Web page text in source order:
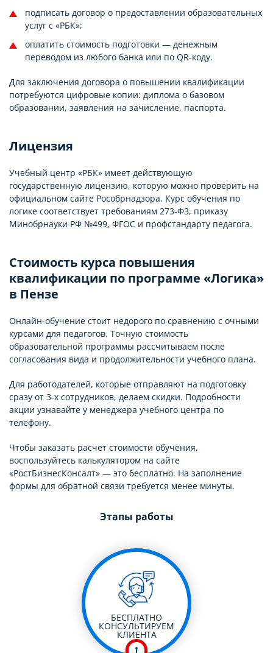
подписать договор о предоставлении образовательных
услуг с «РБК»;
оплатить стоимость подготовки — денежным
переводом из любого банка или по QR-коду.
Для заключения договора о повышении квалификации
потребуются цифровые копии: диплома о базовом
образовании, заявления на зачисление, паспорта.
Лицензия
Учебный центр «РБК» имеет действующую
государственную лицензию, которую можно проверить на
официальном сайте Рособрнадзора. Курс обучения по
логике соответствует требованиям 273-ФЗ, приказу
Минобрнауки РФ №499, ФГОС и профстандарту педагога.
Стоимость курса повышения
квалификации по программе «Логика»
в Пензе
Онлайн-обучение стоит недорого по сравнению с очными
курсами для педагогов. Точную стоимость
образовательной программы рассчитываем после
согласования вида и продолжительности учебного плана.
Для работодателей, которые отправляют на подготовку
сразу от 3-х сотрудников, делаем скидки. Подробности
акции узнавайте у менеджера учебного центра по
телефону.
Чтобы заказать расчет стоимости обучения,
воспользуйтесь калькулятором на сайте
«РостБизнесКонсалт» — это бесплатно. На заполнение
формы для обратной связи требуется менее минуты.
Этапы работы
БЕСПЛАТНО
КОНСУЛЬТИРУЕМ
КЛИЕНТА